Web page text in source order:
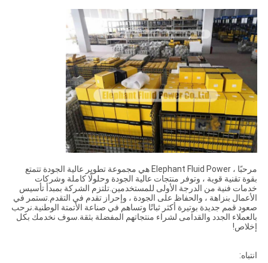
مرحبًا ، Elephant Fluid Power هي مجموعة تطوير عالية الجودة تتمتع
بقوة تقنية قوية ، وتوفر منتجات عالية الجودة وحلولًا كاملة وشركات
خدمات فنية من الدرجة الأولى للمستخدمين.تلتزم الشركة بمبدأ تأسيس
الأعمال بنزاهة ، والحفاظ على الجودة ، وإحراز تقدم في التقدم.تستمر في
صعود قمم جديدة بوتيرة أكثر ثباتًا وتساهم في صناعة الأتمتة الوطنية.نرحب
بالعملاء الجدد والقدامى لشراء منتجاتهم المفضلة بثقة.سوف نخدمك بكل
إخلاص!
انتباه: